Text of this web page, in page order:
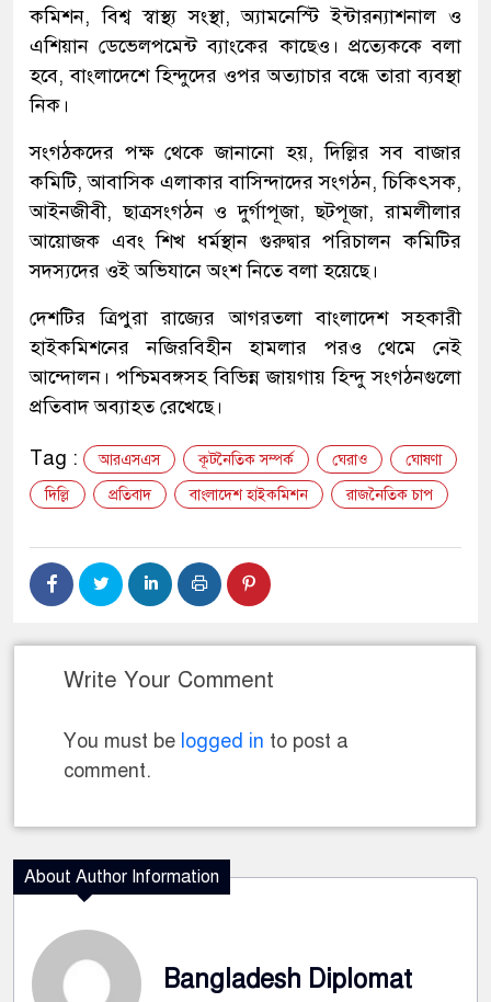
কমিশন, বিশ্ব স্বাস্থ্য সংস্থা, অ্যামনেস্টি ইন্টারন্যাশনাল ও
এশিয়ান ডেভেলপমেন্ট ব্যাংকের কাছেও। প্রত্যেককে বলা
হবে, বাংলাদেশে হিন্দুদের ওপর অত্যাচার বন্ধে তারা ব্যবস্থা
নিক।
সংগঠকদের পক্ষ থেকে জানানো হয়, দিল্লির সব বাজার
কমিটি, আবাসিক এলাকার বাসিন্দাদের সংগঠন, চিকিৎসক,
আইনজীবী, ছাত্রসংগঠন ও দুর্গাপূজা, ছটপূজা, রামলীলার
আয়োজক এবং শিখ ধর্মস্থান গুরুদ্বার পরিচালন কমিটির
সদস্যদের ওই অভিযানে অংশ নিতে বলা হয়েছে।
দেশটির ত্রিপুরা রাজ্যের আগরতলা বাংলাদেশ সহকারী
হাইকমিশনের নজিরবিহীন হামলার পরও থেমে নেই
আন্দোলন। পশ্চিমবঙ্গসহ বিভিন্ন জায়গায় হিন্দু সংগঠনগুলো
প্রতিবাদ অব্যাহত রেখেছে।
Tag : আরএসএস কূটনৈতিক সম্পর্ক ঘেরাও
ঘোষণা
দিল্লি
প্রতিবাদ বাংলাদেশ হাইকমিশন রাজনৈতিক চাপ
Write Your Comment
You must be logged in to post a
comment.
About Author Information
Bangladesh Diplomat